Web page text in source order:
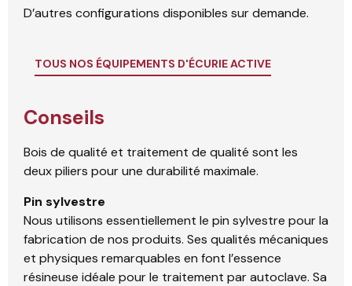
D’autres configurations disponibles sur demande.
TOUS NOS ÉQUIPEMENTS D'ÉCURIE ACTIVE
Conseils
Bois de qualité et traitement de qualité sont les
deux piliers pour une durabilité maximale.
Pin sylvestre
Nous utilisons essentiellement le pin sylvestre pour la
fabrication de nos produits. Ses qualités mécaniques
et physiques remarquables en font l’essence
résineuse idéale pour le traitement par autoclave. Sa